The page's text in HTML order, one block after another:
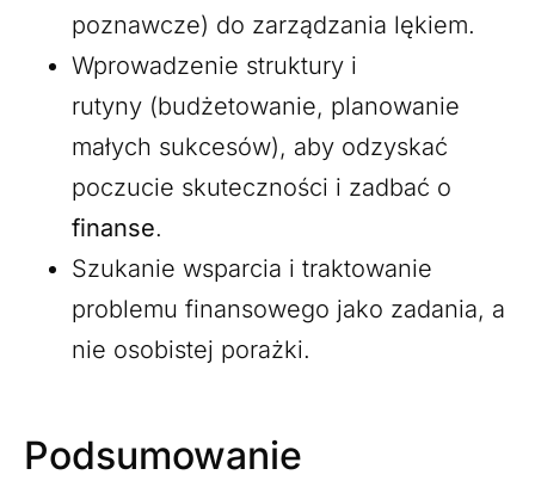
poznawcze) do zarządzania lękiem.
Wprowadzenie struktury i
rutyny (budżetowanie, planowanie
małych sukcesów), aby odzyskać
poczucie skuteczności i zadbać o
finanse.
Szukanie wsparcia i traktowanie
problemu finansowego jako zadania, a
nie osobistej porażki.
Podsumowanie